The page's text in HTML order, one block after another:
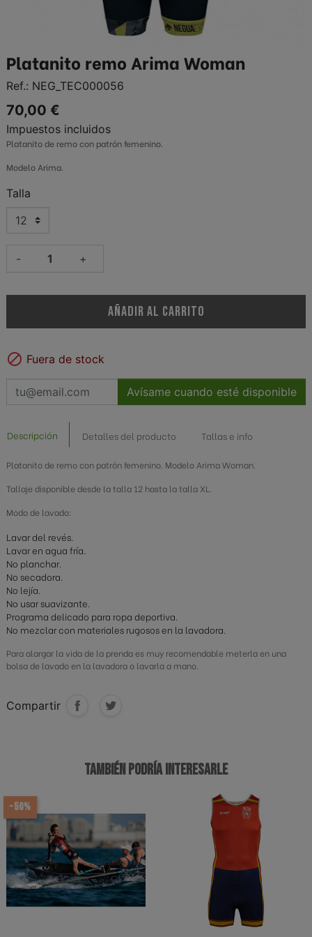
Platanito remo Arima Woman
Ref.: NEG_TEC000056
70,00 €
Impuestos incluidos
Platanito de remo con patrón femenino.
Modelo Arima.
Talla
- +
AÑADIR AL CARRITO
 Fuera de stock
Avísame cuando esté disponible
Descripción Detalles del producto Tallas e info
Platanito de remo con patrón femenino. Modelo Arima Woman.
Tallaje disponible desde la talla 12 hasta la talla XL.
Modo de lavado:
Lavar del revés.
Lavar en agua fría.
No planchar.
No secadora.
No lejía.
No usar suavizante.
Programa delicado para ropa deportiva.
No mezclar con materiales rugosos en la lavadora.
Para alargar la vida de la prenda es muy recomendable meterla en una
bolsa de lavado en la lavadora o lavarla a mano.
Compartir
TAMBIÉN PODRÍA INTERESARLE
-50%